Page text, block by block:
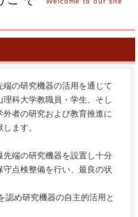
端の研究機器の活用を通じて
理科大学教職員・学生、そし
外者の研究および教育推進に
します。
先端の研究機器を設置し十分
守点検整備を行い、最良の状
認め研究機器の自主的活用と